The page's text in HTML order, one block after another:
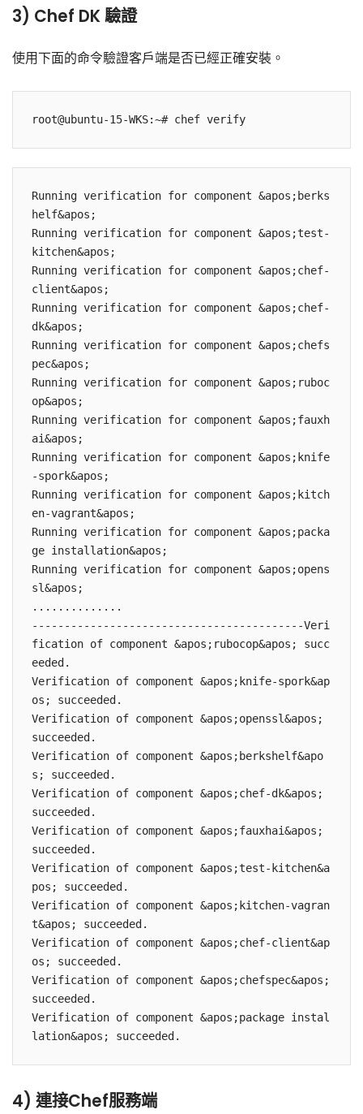
3) Chef DK 驗證
使用下面的命令驗證客戶端是否已經正確安裝。
Running verification for component &apos;berks
helf&apos;
Running verification for component &apos;test-
kitchen&apos;
Running verification for component &apos;chef-
client&apos;
Running verification for component &apos;chef-
dk&apos;
Running verification for component &apos;chefs
pec&apos;
Running verification for component &apos;ruboc
op&apos;
Running verification for component &apos;fauxh
ai&apos;
Running verification for component &apos;knife
-spork&apos;
Running verification for component &apos;kitch
en-vagrant&apos;
Running verification for component &apos;packa
ge installation&apos;
Running verification for component &apos;opens
sl&apos;
..............
------------------------------------------Veri
fication of component &apos;rubocop&apos; succ
eeded.
Verification of component &apos;knife-spork&ap
os; succeeded.
Verification of component &apos;openssl&apos;
succeeded.
Verification of component &apos;berkshelf&apo
s; succeeded.
Verification of component &apos;chef-dk&apos;
succeeded.
Verification of component &apos;fauxhai&apos;
succeeded.
Verification of component &apos;test-kitchen&a
pos; succeeded.
Verification of component &apos;kitchen-vagran
t&apos; succeeded.
Verification of component &apos;chef-client&ap
os; succeeded.
Verification of component &apos;chefspec&apos;
succeeded.
Verification of component &apos;package instal
4) 連接Chef服務端